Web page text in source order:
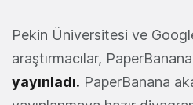
Pekin Üniversitesi ve
araştırmacılar,
yayınladı. PaperBanana